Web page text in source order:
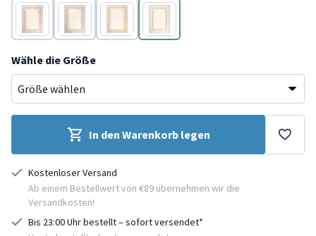
Rosa Grau Beige
Grün
Wähle die Größe
In den Warenkorb legen
Kostenloser Versand
Ab einem Bestellwert von €89 übernehmen wir die
Versandkosten!
Bis 23:00 Uhr bestellt – sofort versendet*